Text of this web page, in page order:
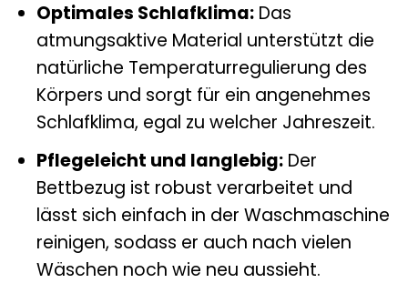
Optimales Schlafklima:Das
atmungsaktive Material unterstützt die
natürliche Temperaturregulierung des
Körpers und sorgt für ein angenehmes
Schlafklima, egal zu welcher Jahreszeit.
Pflegeleicht und langlebig:Der
Bettbezug ist robust verarbeitet und
lässt sich einfach in der Waschmaschine
reinigen, sodass er auch nach vielen
Wäschen noch wie neu aussieht.